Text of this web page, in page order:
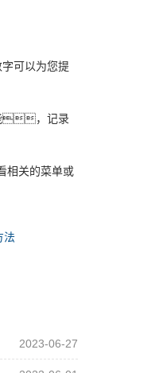
可以为您提
，记录
相关的菜单或
法
2023-06-27